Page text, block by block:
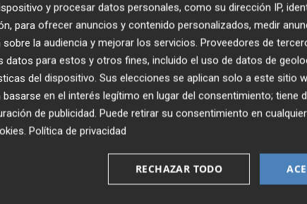
palabras nuevas en mis cuentos -como
y procesar datos personales, como su dirección IP,
para ofrecer anuncios y contenido personalizados, medir
la audiencia y mejorar los servicios. Proveedores de
datos para estos y otros fines, incluido el uso de datos de
del dispositivo. Sus elecciones se aplican solo a este sitio
en el interés legítimo en lugar del consentimiento; tiene
de publicidad. Puede retirar su consentimiento en
. Política de privacidad
RECHAZAR TODO